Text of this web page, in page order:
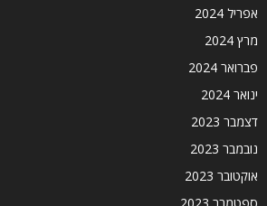
אפריל 2024
מרץ 2024
פברואר 2024
ינואר 2024
דצמבר 2023
נובמבר 2023
אוקטובר 2023